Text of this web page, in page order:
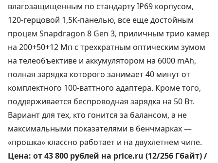
влагозащищенным по стандарту IP69 корпусом,
120-герцовой 1,5К-панелью, все еще достойным
процем Snapdragon 8 Gen 3, приличным трио камер
на 200+50+12 Мп с трехкратным оптическим зумом
на телеобъективе и аккумулятором на 6000 mAh,
полная зарядка которого занимает 40 минут от
комплектного 100-ваттного адаптера. Кроме того,
поддерживается беспроводная зарядка на 50 Вт.
Вариант для тех, кто гонится за балансом, а не
максимальными показателями в бенчмарках —
«прошка» классно работает и на двухлетнем чипе.
Цена: от 43 800 рублей на price.ru (12/256 Гбайт) /